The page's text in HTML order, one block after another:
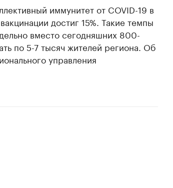
иммунитет от COVID-19 в
достиг 15%. Такие темпы
вместо сегодняшних 800-
по 5-7 тысяч жителей региона. Об
управления